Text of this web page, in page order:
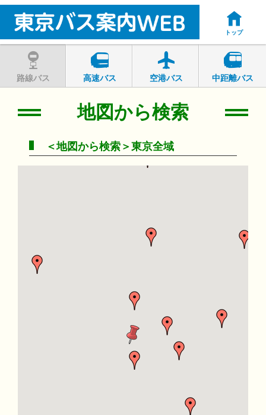
トップ
路線バス 高速バス 空港バス 中距離バス
地図から検索
＜地図から検索＞東京全域